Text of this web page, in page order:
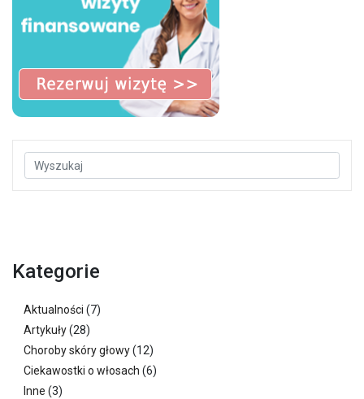
Kategorie
Aktualności (7)
Artykuły(28)
Choroby skóry głowy(12)
Ciekawostki o włosach (6)
Inne (3)